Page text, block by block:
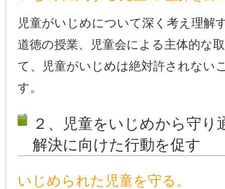
児童がいじめについて深く考え理解
道徳の授業、児童会による主体的な
て、児童がいじめは絶対許されない
す。
２、児童をいじめから守り
解決に向けた行動を促す
いじめられた児童を守る。